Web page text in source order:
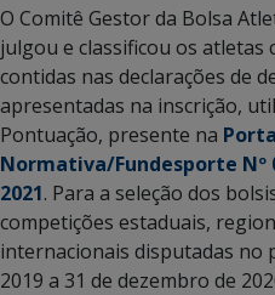
O Comitê Gestor da Bolsa
julgou e classificou os atletas
contidas nas declarações de
apresentadas na inscrição,
Pontuação, presente na
Normativa/Fundesporte Nº
2021. Para a seleção dos
competições estaduais,
internacionais disputadas no
2019 a 31 de dezembro de